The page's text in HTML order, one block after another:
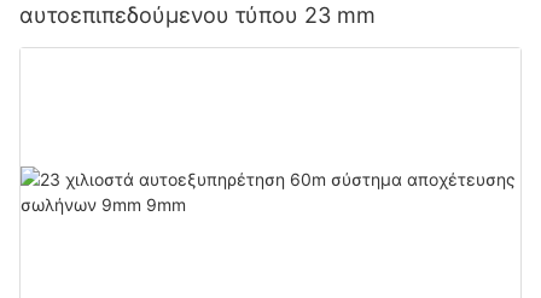
αυτοεπιπεδούμενου τύπου 23 mm